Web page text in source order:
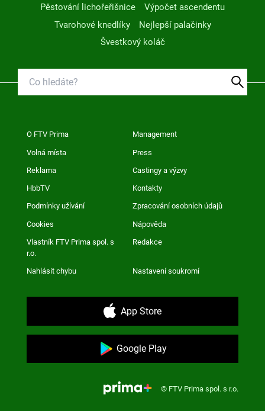
Pěstování lichořeřišnice
Výpočet ascendentu
Tvarohové knedlíky
Nejlepší palačinky
Švestkový koláč
O FTV Prima Management
Volná místa Press
Reklama Castingy a výzvy
HbbTV Kontakty
Podmínky užívání Zpracování osobních údajů
Cookies Nápověda
Vlastník FTV Prima spol. s
r.o.
Redakce
Nahlásit chybu Nastavení soukromí
App Store
Google Play
© FTV Prima spol. s r.o.